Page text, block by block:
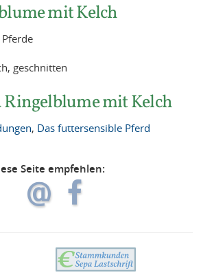
mit Kelch
geschnitten
Ringelblume mit Kelch
, Das futtersensible Pferd
Seite empfehlen: